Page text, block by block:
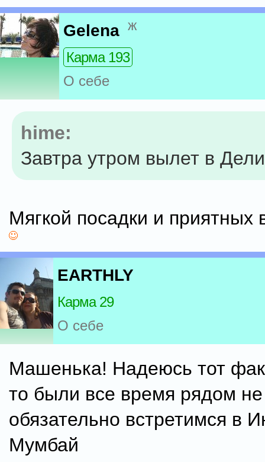
Gelena ж
Карма 193
О себе
hime:
Завтра утром вылет в
Мягкой посадки и приятных
EARTHLY
Карма 29
О себе
Машенька! Надеюсь тот
то были все время рядом не
обязательно встретимся в
Мумбай